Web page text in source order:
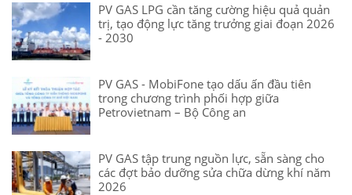
PV GAS LPG cần tăng cường hiệu quả quản
trị, tạo động lực tăng trưởng giai đoạn 2026
- 2030
PV GAS - MobiFone tạo dấu ấn đầu tiên
trong chương trình phối hợp giữa
Petrovietnam – Bộ Công an
PV GAS tập trung nguồn lực, sẵn sàng cho
các đợt bảo dưỡng sửa chữa dừng khí năm
2026